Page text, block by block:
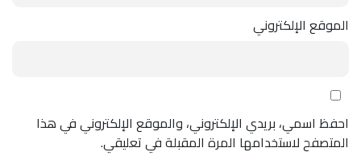
الموقع الإلكتروني
احفظ اسمي، بريدي الإلكتروني، والموقع الإلكتروني في هذا
المتصفح لاستخدامها المرة المقبلة في تعليقي.